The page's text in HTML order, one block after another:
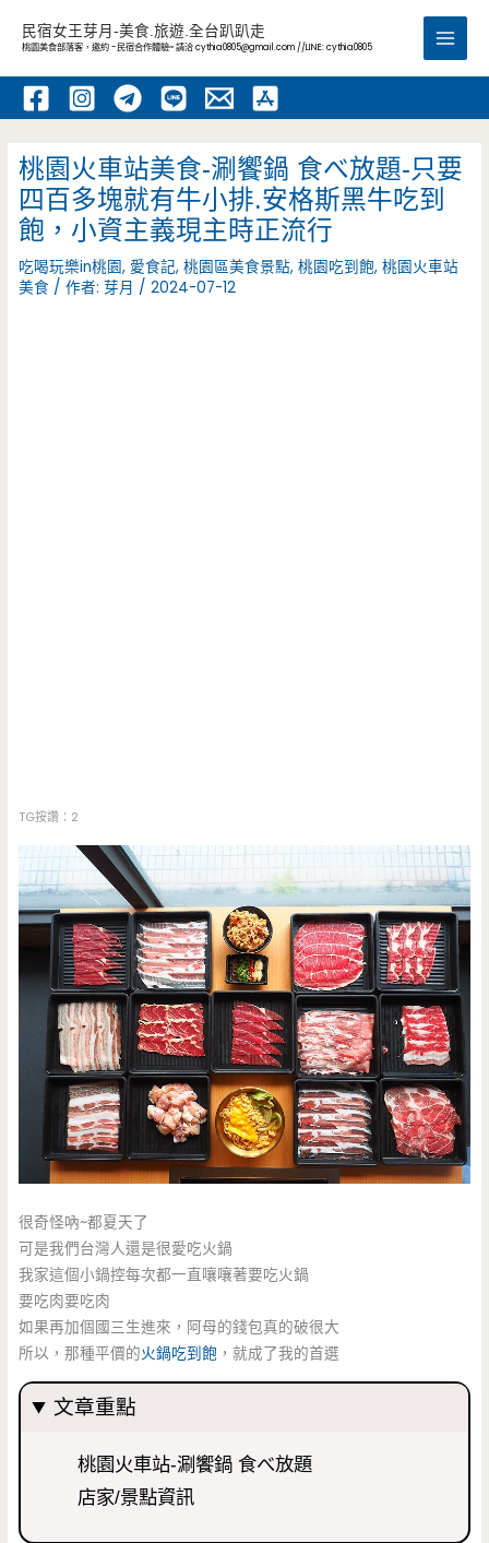
內
民宿女王芽月-美食.旅遊.全台趴趴走
桃園美食部落客，邀約 -民宿合作體驗~ 請洽cythia0805@gmail.com //LINE: cythia0805
Main
桃園火車站美食-涮饗鍋 食べ放題-只要
四百多塊就有牛小排.安格斯黑牛吃到
飽，小資主義現主時正流行
吃喝玩樂in桃園, 愛食記,桃園區美食景點,桃園吃到飽,桃園火車站
美食 / 作者:芽月 /2024-07-12
TG按讚：2
很奇怪吶~都夏天了
可是我們台灣人還是很愛吃火鍋
我家這個小鍋控每次都一直嚷嚷著要吃火鍋
要吃肉要吃肉
如果再加個國三生進來，阿母的錢包真的破很大
所以，那種平價的火鍋吃到飽 ，就成了我的首選
文章重點
桃園火車站-涮饗鍋 食べ放題
店家/景點資訊